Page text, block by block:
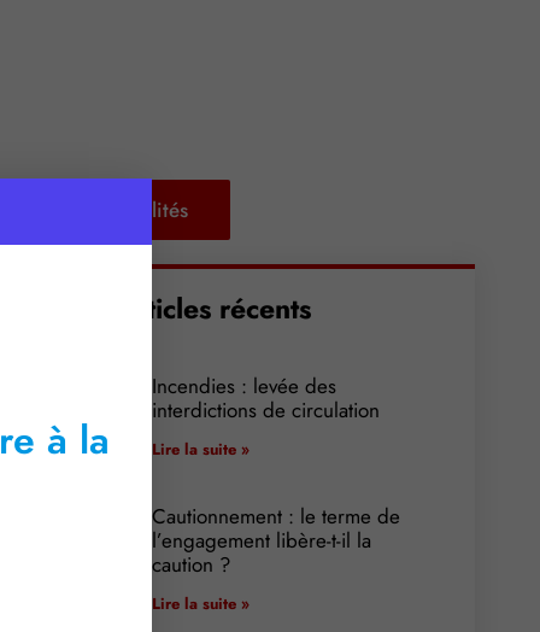
Retour aux actualités
Articles récents
Incendies : levée des
interdictions de circulation
Lire la suite »
Cautionnement : le terme de
l’engagement libère-t-il la
caution ?
Lire la suite »
à la